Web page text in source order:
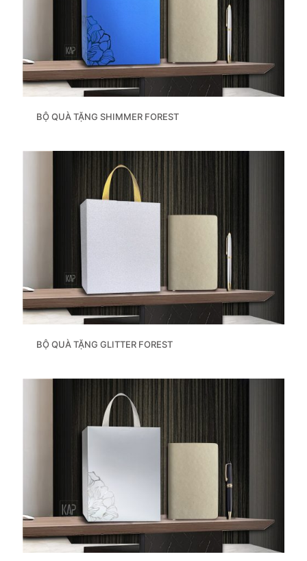
BỘ QUÀ TẶNG SHIMMER FOREST
BỘ QUÀ TẶNG GLITTER FOREST